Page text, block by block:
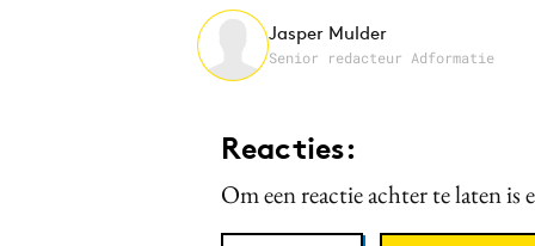
Jasper Mulder
Senior redacteur Adformatie
Reacties:
Om een reactie achter te laten is